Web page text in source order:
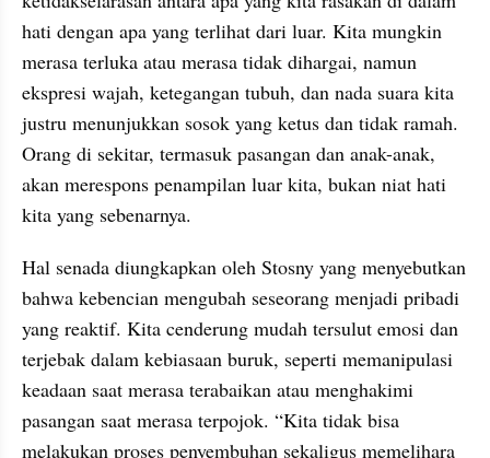
hati dengan apa yang terlihat dari luar. Kita mungkin
merasa terluka atau merasa tidak dihargai, namun
ekspresi wajah, ketegangan tubuh, dan nada suara kita
justru menunjukkan sosok yang ketus dan tidak ramah.
Orang di sekitar, termasuk pasangan dan anak-anak,
akan merespons penampilan luar kita, bukan niat hati
kita yang sebenarnya.
Hal senada diungkapkan oleh Stosny yang menyebutkan
bahwa kebencian mengubah seseorang menjadi pribadi
yang reaktif. Kita cenderung mudah tersulut emosi dan
terjebak dalam kebiasaan buruk, seperti memanipulasi
keadaan saat merasa terabaikan atau menghakimi
pasangan saat merasa terpojok. “Kita tidak bisa
melakukan proses penyembuhan sekaligus memelihara